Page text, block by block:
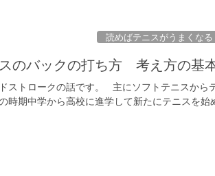
読めばテニスがうまくな
のバックの打ち方 考え方の基
ストロークの話です。 主にソフトテニスから
時期中学から高校に進学して新たにテニスを始